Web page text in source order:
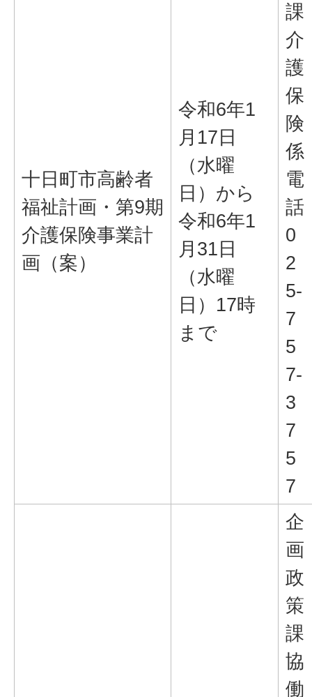
十日町市高齢者
福祉計画・第9期
介護保険事業計
画（案）
令和6年1
月17日
（水曜
日）から
令和6年1
月31日
（水曜
日）17時
まで
課
介
護
保
険
係
電
話
0
2
5-
7
5
7-
3
7
5
7
企
画
政
策
課
協
働